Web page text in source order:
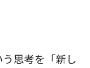
思考を「新し